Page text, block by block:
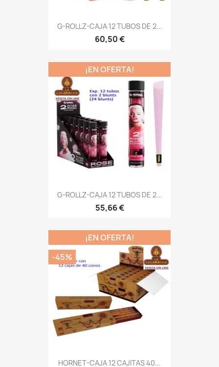
G-ROLLZ-CAJA 12 TUBOS DE 2...
60,50 €
G-ROLLZ-CAJA 12 TUBOS DE 2...
55,66 €
¡EN OFERTA!
HORNET-CAJA 12 CAJITAS 40...
¡EN OFERTA!
-45%